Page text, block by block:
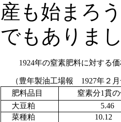
産も始まろ
でもありま
1924年の窒素肥料に対する
（豊年製油工場報 1927年２
肥料品目
窒素分1貫
大豆粕
5.46
菜種粕
10.12